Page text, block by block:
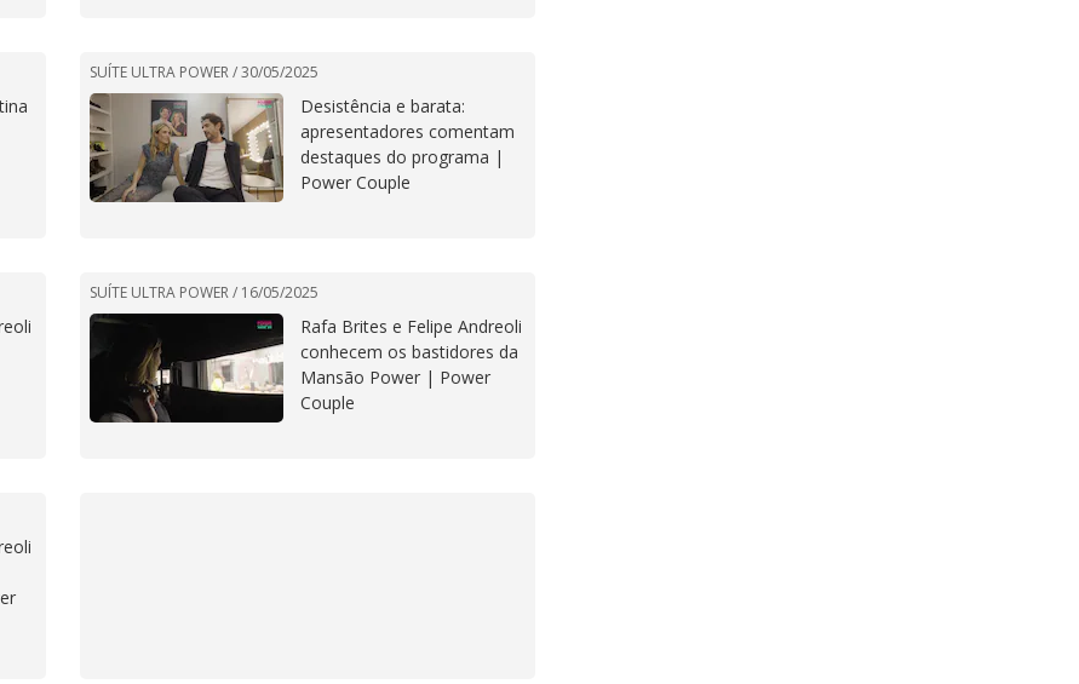
SUÍTE ULTRA POWER /30/05/2025
Desistência e barata:
apresentadores comentam
destaques do programa |
Power Couple
SUÍTE ULTRA POWER / 16/05/2025
Rafa Brites e Felipe Andreoli
conhecem os bastidores da
Mansão Power | Power
Couple